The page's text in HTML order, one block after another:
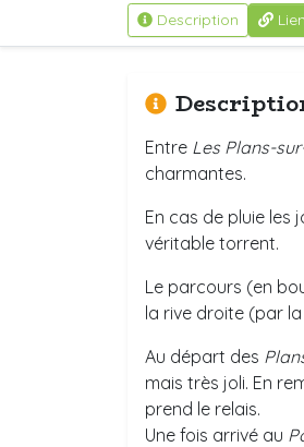
Description
Entre Les Plans-
charmantes.
En cas de pluie les
véritable torrent.
Le parcours (en
la rive droite (par la
Au départ des
mais très joli. En
prend le relais.
Une fois arrivé au